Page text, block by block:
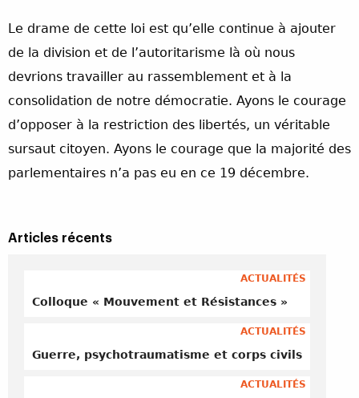
Le drame de cette loi est qu’elle continue à ajouter
de la division et de l’autoritarisme là où nous
devrions travailler au rassemblement et à la
consolidation de notre démocratie. Ayons le courage
d’opposer à la restriction des libertés, un véritable
sursaut citoyen. Ayons le courage que la majorité des
parlementaires n’a pas eu en ce 19 décembre.
Articles récents
ACTUALITÉS
Colloque « Mouvement et Résistances »
ACTUALITÉS
Guerre, psychotraumatisme et corps civils
ACTUALITÉS